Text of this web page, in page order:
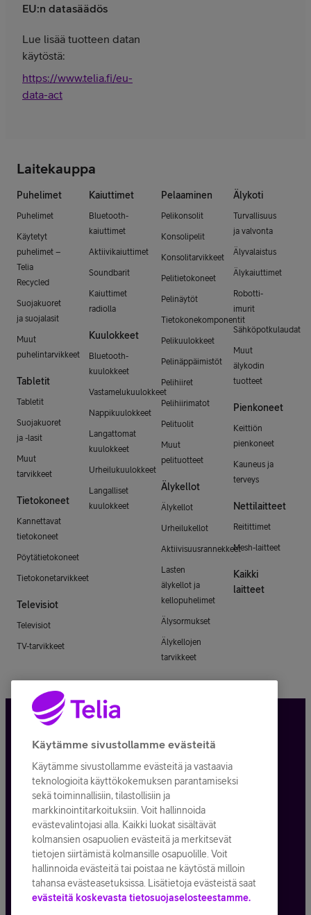
EU:n datasäädös
Lue lisää tuotteen datan
käytöstä:
https://www.telia.fi/eu-
data-act
Laitekauppa
Puhelimet
Puhelimet
Käytetyt
puhelimet –
Telia
Recycled
Suojakuoret
ja suojalasit
Muut
puhelintarvikkeet
Tabletit
Tabletit
Suojakuoret
ja -lasit
Muut
tarvikkeet
Tietokoneet
Kannettavat
tietokoneet
Pöytätietokoneet
Tietokonetarvikkeet
Televisiot
Televisiot
TV-tarvikkeet
Kaiuttimet
Bluetooth-
kaiuttimet
Aktiivikaiuttimet
Soundbarit
Kaiuttimet
radiolla
Kuulokkeet
Bluetooth-
kuulokkeet
Vastamelukuulokkeet
Nappikuulokkeet
Langattomat
kuulokkeet
Urheilukuulokkeet
Langalliset
kuulokkeet
Pelaaminen
Pelikonsolit
Konsolipelit
Konsolitarvikkeet
Pelitietokoneet
Pelinäytöt
Tietokonekomponentit
Pelikuulokkeet
Pelinäppäimistöt
Pelihiiret
Pelihiirimatot
Pelituolit
Muut
pelituotteet
Älykellot
Älykellot
Urheilukellot
Aktiivisuusrannekkeet
Lasten
älykellot ja
kellopuhelimet
Älysormukset
Älykellojen
tarvikkeet
Älykoti
Turvallisuus
ja valvonta
Älyvalaistus
Älykaiuttimet
Robotti-
imurit
Sähköpotkulaudat
Muut
älykodin
tuotteet
Pienkoneet
Keittiön
pienkoneet
Kauneus ja
terveys
Nettilaitteet
Reitittimet
Mesh-laitteet
Kaikki
laitteet
Tietosuoja ja -turva
Tilauksen peruuttaminen
Käyttöehdot
Evästeiden käyttö
Toimitusehdot ja palvelukuvaukset
Käytämme sivustollamme evästeitä
Käytämme sivustollamme evästeitä ja vastaavia
teknologioita käyttökokemuksen parantamiseksi
sekä toiminnallisiin, tilastollisiin ja
markkinointitarkoituksiin. Voit hallinnoida
evästevalintojasi alla. Kaikki luokat sisältävät
kolmansien osapuolien evästeitä ja merkitsevät
tietojen siirtämistä kolmansille osapuolille. Voit
hallinnoida evästeitä tai poistaa ne käytöstä milloin
tahansa evästeasetuksissa. Lisätietoja evästeistä saat
evästeitä koskevasta tietosuojaselosteestamme.